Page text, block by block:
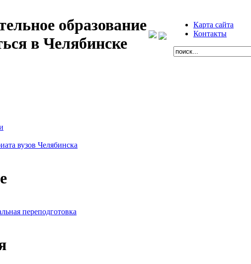
образование
в Челябинске
Карта сайта
Контакты
вузов Челябинска
переподготовка